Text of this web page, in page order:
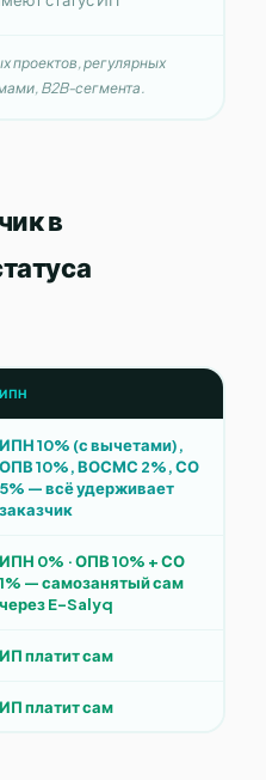
проектов, регулярных
B2B-сегмента.
в
ИПН
ИПН 10% (с вычетами),
ОПВ 10%, ВОСМС 2%, СО
5% — всё удерживает
заказчик
ИПН 0% · ОПВ 10% + СО
1% — самозанятый сам
через E-Salyq
ИП платит сам
ИП платит сам